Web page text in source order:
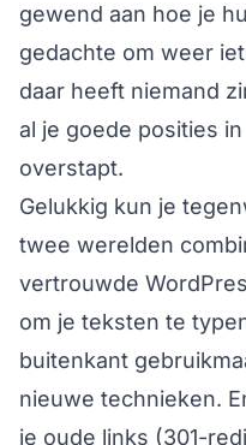
gewend aan hoe je
gedachte om weer
daar heeft niemand
al je goede posities
overstapt.
Gelukkig kun je
twee werelden
vertrouwde
om je teksten te
buitenkant
nieuwe technieken.
je oude links (301-